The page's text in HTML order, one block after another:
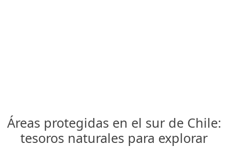
Áreas protegidas en el sur de Chile:
tesoros naturales para explorar